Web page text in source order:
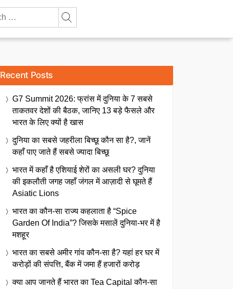
Recent Posts
G7 Summit 2026: फ्रांस में दुनिया के 7 सबसे
ताकतवर देशों की बैठक, जानिए 13 बड़े फैसले और
भारत के लिए क्यों है खास
दुनिया का सबसे जहरीला बिच्छू कौन सा है?, जानें
कहाँ पाए जाते हैं सबसे ज्यादा बिच्छू
भारत में कहाँ है एशियाई शेरों का असली घर? दुनिया
की इकलौती जगह जहाँ जंगल में आज़ादी से घूमते हैं
Asiatic Lions
भारत का कौन-सा राज्य कहलाता है “Spice
Garden Of India”? जिसके मसालें दुनिया-भर में है
मशहूर
भारत का सबसे अमीर गांव कौन-सा है? यहां हर घर में
करोड़ों की संपत्ति, बैंक में जमा हैं हजारों करोड़
क्या आप जानते हैं भारत का Tea Capital कौन-सा